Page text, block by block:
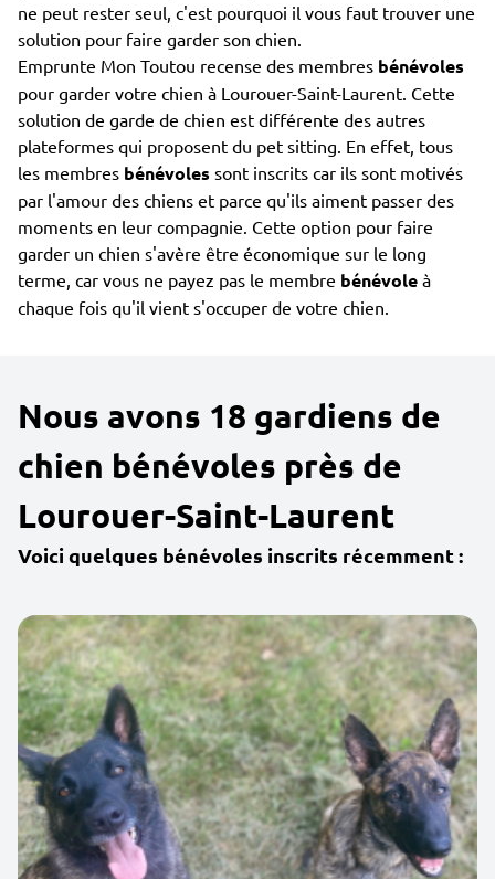
ne peut rester seul, c'est pourquoi il vous faut trouver une
solution pour faire garder son chien.
Emprunte Mon Toutou recense des membres bénévoles
pour garder votre chien à Lourouer-Saint-Laurent. Cette
solution de garde de chien est différente des autres
plateformes qui proposent du pet sitting. En effet, tous
les membres bénévoles sont inscrits car ils sont motivés
par l'amour des chiens et parce qu'ils aiment passer des
moments en leur compagnie. Cette option pour faire
garder un chien s'avère être économique sur le long
terme, car vous ne payez pas le membre bénévole à
chaque fois qu'il vient s'occuper de votre chien.
Nous avons 18 gardiens de
chien bénévoles près de
Lourouer-Saint-Laurent
Voici quelques bénévoles inscrits récemment :